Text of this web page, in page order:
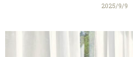
2025/9/9